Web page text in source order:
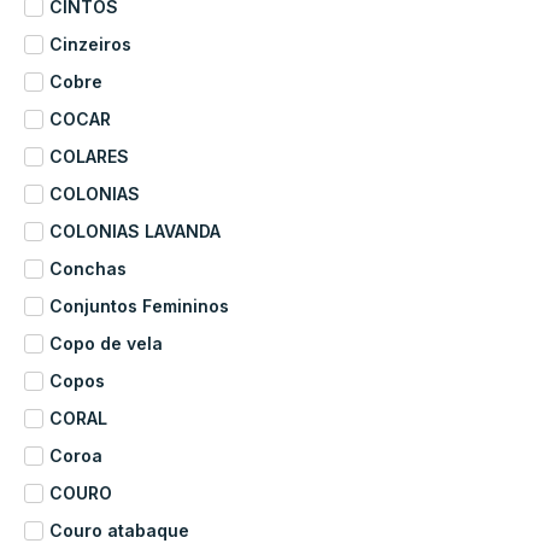
CINTOS
Cinzeiros
Cobre
COCAR
COLARES
COLONIAS
COLONIAS LAVANDA
Conchas
Conjuntos Femininos
Copo de vela
Copos
CORAL
Coroa
COURO
Couro atabaque